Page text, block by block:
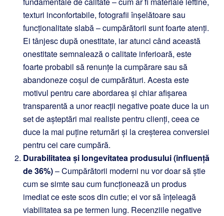
texturi inconfortabile, fotografii înșelătoare sau
funcționalitate slabă – cumpărătorii sunt foarte atenți.
Ei tânjesc după onestitate, iar atunci când această
onestitate semnalează o calitate inferioară, este
foarte probabil să renunțe la cumpărare sau să
abandoneze coșul de cumpărături. Acesta este
motivul pentru care abordarea și chiar afișarea
transparentă a unor reacții negative poate duce la un
set de așteptări mai realiste pentru clienți, ceea ce
duce la mai puține returnări și la creșterea conversiei
pentru cei care cumpără.
Durabilitatea și longevitatea produsului (influență
de 36%)– Cumpărătorii moderni nu vor doar să știe
cum se simte sau cum funcționează un produs
imediat ce este scos din cutie; ei vor să înțeleagă
viabilitatea sa pe termen lung. Recenziile negative